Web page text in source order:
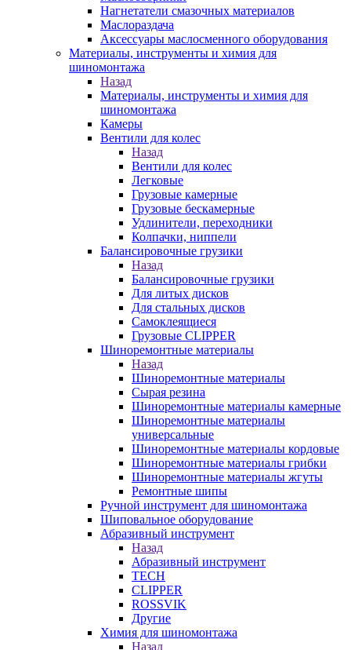
Нагнетатели смазочных материалов
Маслораздача
Аксессуары маслосменного оборудования
Материалы, инструменты и химия для
шиномонтажа
Назад
Материалы, инструменты и химия для
шиномонтажа
Камеры
Вентили для колес
Назад
Вентили для колес
Легковые
Грузовые камерные
Грузовые бескамерные
Удлинители, переходники
Колпачки, ниппели
Балансировочные грузики
Назад
Балансировочные грузики
Для литых дисков
Для стальных дисков
Самоклеящиеся
Грузовые CLIPPER
Шиноремонтные материалы
Назад
Шиноремонтные материалы
Сырая резина
Шиноремонтные материалы камерные
Шиноремонтные материалы
универсальные
Шиноремонтные материалы кордовые
Шиноремонтные материалы грибки
Шиноремонтные материалы жгуты
Ремонтные шипы
Ручной инструмент для шиномонтажа
Шиповальное оборудование
Абразивный инструмент
Назад
Абразивный инструмент
TECH
CLIPPER
ROSSVIK
Другие
Химия для шиномонтажа
Назад